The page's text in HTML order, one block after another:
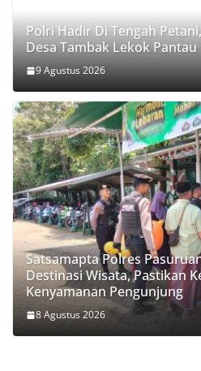
Polri Hadir Di Tengah
Desa Tambak Lekok Pantau
9 Agustus 2026
Satsamapta Polres
Destinasi Wisata, Pastikan
Kenyamanan Pengunjung
8 Agustus 2026